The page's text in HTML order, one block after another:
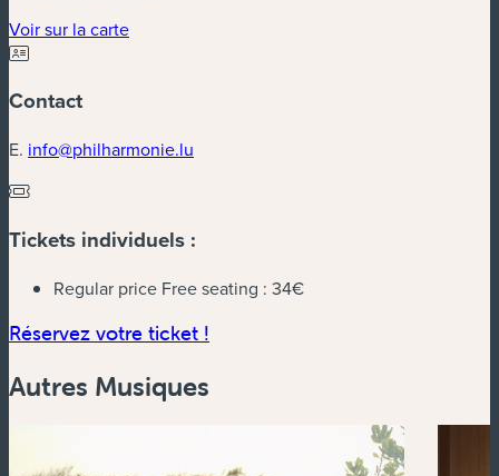
Voir sur la carte(nouvelle fenêtre)
Contact
E. info@philharmonie.lu
Tickets individuels :
Regular price Free seating : 34€
Réservez votre ticket !
Autres Musiques